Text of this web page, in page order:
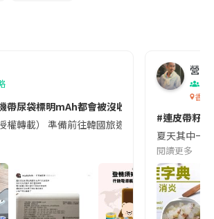
帶尿袋標明mAh都會被沒收😱出發前切記檢查
授權轉載） 準備前往韓國旅遊的民眾，近期要
營養
香港
#連皮帶籽
夏天其中一
閱讀更多